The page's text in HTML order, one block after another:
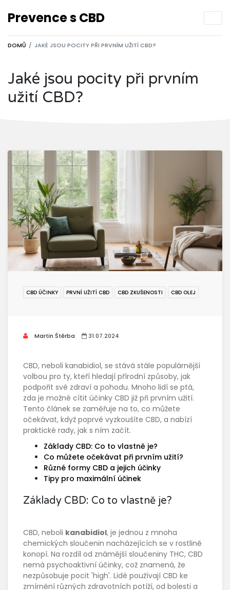
Prevence s CBD
DOMŮ JAKÉ JSOU POCITY PŘI PRVNÍM UŽITÍ CBD?
Jaké jsou pocity při prvním
užití CBD?
CBD ÚČINKY PRVNÍ UŽITÍ CBD CBD ZKUŠENOSTI CBD OLEJ
Martin Štěrba 31.07.2024
CBD, neboli kanabidiol, se stává stále populárnější
volbou pro ty, kteří hledají přírodní způsoby, jak
podpořit své zdraví a pohodu. Mnoho lidí se ptá,
zda je možné cítit účinky CBD již při prvním užití.
Tento článek se zaměřuje na to, co můžete
očekávat, když poprvé vyzkoušíte CBD, a nabízí
praktické rady, jak s ním začít.
Základy CBD: Co to vlastně je?
Co můžete očekávat při prvním užití?
Různé formy CBD a jejich účinky
Tipy pro maximální účinek
Základy CBD: Co to vlastně je?
CBD, neboli kanabidiol, je jednou z mnoha
chemických sloučenin nacházejících se v rostlině
konopí. Na rozdíl od známější sloučeniny THC, CBD
nemá psychoaktivní účinky, což znamená, že
nezpůsobuje pocit 'high'. Lidé používají CBD ke
zmírnění různých zdravotních potíží, od bolesti a